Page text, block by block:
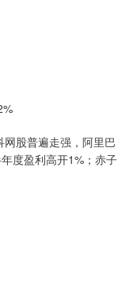
股普遍走强，阿里巴
度盈利高开1%；赤子